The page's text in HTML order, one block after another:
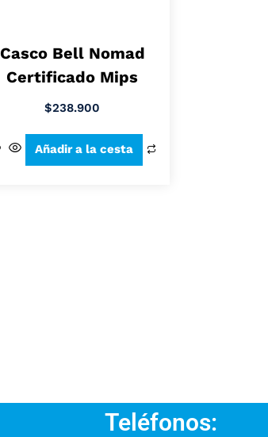
Casco Bell Nomad
Certificado Mips
$238.900
Añadir a la cesta
Teléfonos: